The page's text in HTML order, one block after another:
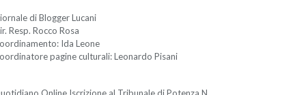
di Blogger Lucani
Resp. Rocco Rosa
Ida Leone
pagine culturali: Leonardo Pisani